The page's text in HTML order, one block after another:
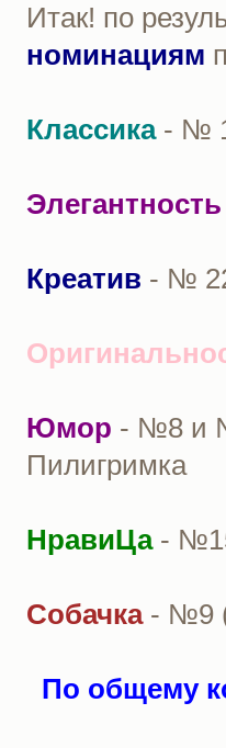
Итак! по
номинациям
Классика- №
Креатив - №
Юмор - №8 и
Пилигримка
НравиЦа-
Собачка - №9
По общему